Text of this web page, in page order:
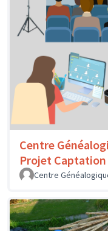
Centre
Projet Captation
Centre